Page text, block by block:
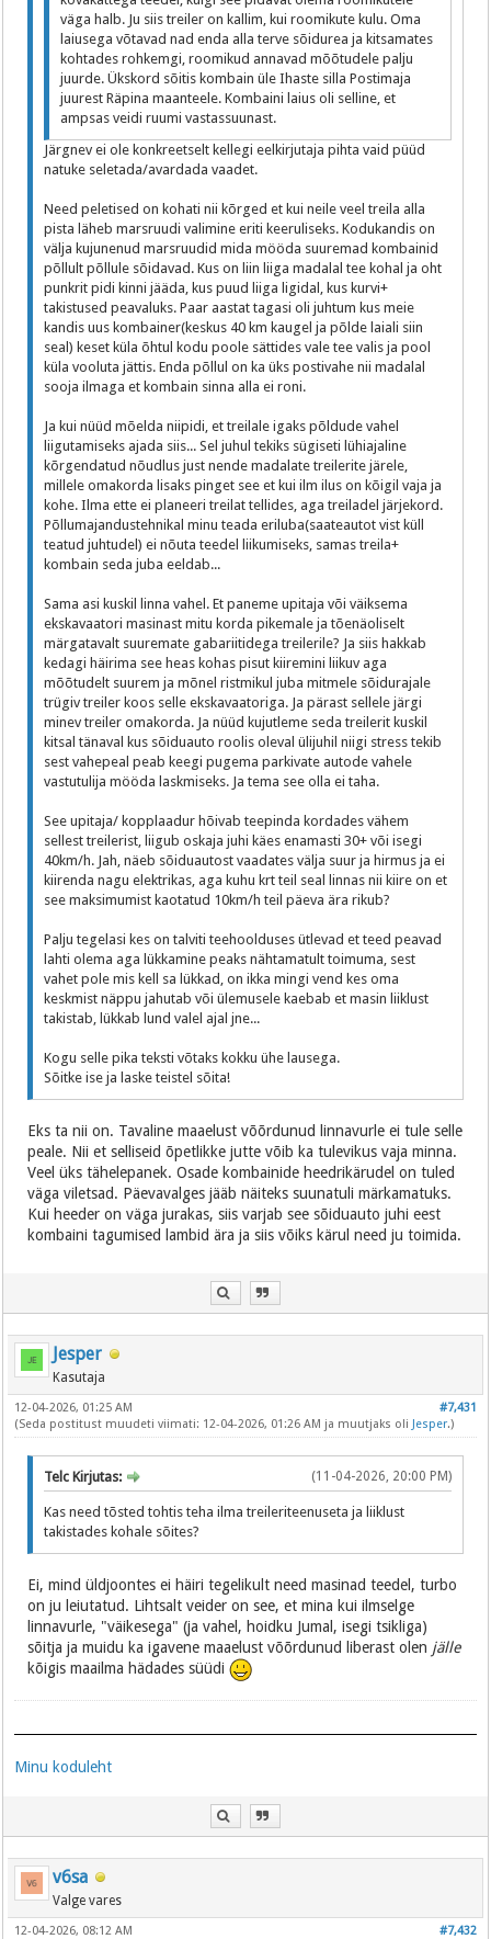
väga halb. Ju siis treiler on kallim, kui roomikute kulu. Oma
laiusega võtavad nad enda alla terve sõidurea ja kitsamates
kohtades rohkemgi, roomikud annavad mõõtudele palju
juurde. Ükskord sõitis kombain üle Ihaste silla Postimaja
juurest Räpina maanteele. Kombaini laius oli selline, et
ampsas veidi ruumi vastassuunast.
Järgnev ei ole konkreetselt kellegi eelkirjutaja pihta vaid püüd
natuke seletada/avardada vaadet.
Need peletised on kohati nii kõrged et kui neile veel treila alla
pista läheb marsruudi valimine eriti keeruliseks. Kodukandis on
välja kujunenud marsruudid mida mööda suuremad kombainid
põllult põllule sõidavad. Kus on liin liiga madalal tee kohal ja oht
punkrit pidi kinni jääda, kus puud liiga ligidal, kus kurvi+
takistused peavaluks. Paar aastat tagasi oli juhtum kus meie
kandis uus kombainer(keskus 40 km kaugel ja põlde laiali siin
seal) keset küla õhtul kodu poole sättides vale tee valis ja pool
küla vooluta jättis. Enda põllul on ka üks postivahe nii madalal
sooja ilmaga et kombain sinna alla ei roni.
Ja kui nüüd mõelda niipidi, et treilale igaks põldude vahel
liigutamiseks ajada siis... Sel juhul tekiks sügiseti lühiajaline
kõrgendatud nõudlus just nende madalate treilerite järele,
millele omakorda lisaks pinget see et kui ilm ilus on kõigil vaja ja
kohe. Ilma ette ei planeeri treilat tellides, aga treiladel järjekord.
Põllumajandustehnikal minu teada eriluba(saateautot vist küll
teatud juhtudel) ei nõuta teedel liikumiseks, samas treila+
kombain seda juba eeldab...
Sama asi kuskil linna vahel. Et paneme upitaja või väiksema
ekskavaatori masinast mitu korda pikemale ja tõenäoliselt
märgatavalt suuremate gabariitidega treilerile? Ja siis hakkab
kedagi häirima see heas kohas pisut kiiremini liikuv aga
mõõtudelt suurem ja mõnel ristmikul juba mitmele sõidurajale
trügiv treiler koos selle ekskavaatoriga. Ja pärast sellele järgi
minev treiler omakorda. Ja nüüd kujutleme seda treilerit kuskil
kitsal tänaval kus sõiduauto roolis oleval ülijuhil niigi stress tekib
sest vahepeal peab keegi pugema parkivate autode vahele
vastutulija mööda laskmiseks. Ja tema see olla ei taha.
See upitaja/ kopplaadur hõivab teepinda kordades vähem
sellest treilerist, liigub oskaja juhi käes enamasti 30+ või isegi
40km/h. Jah, näeb sõiduautost vaadates välja suur ja hirmus ja ei
kiirenda nagu elektrikas, aga kuhu krt teil seal linnas nii kiire on et
see maksimumist kaotatud 10km/h teil päeva ära rikub?
Palju tegelasi kes on talviti teehoolduses ütlevad et teed peavad
lahti olema aga lükkamine peaks nähtamatult toimuma, sest
vahet pole mis kell sa lükkad, on ikka mingi vend kes oma
keskmist näppu jahutab või ülemusele kaebab et masin liiklust
takistab, lükkab lund valel ajal jne...
Kogu selle pika teksti võtaks kokku ühe lausega.
Sõitke ise ja laske teistel sõita!
Eks ta nii on. Tavaline maaelust võõrdunud linnavurle ei tule selle
peale. Nii et selliseid õpetlikke jutte võib ka tulevikus vaja minna.
Veel üks tähelepanek. Osade kombainide heedrikärudel on tuled
väga viletsad. Päevavalges jääb näiteks suunatuli märkamatuks.
Kui heeder on väga jurakas, siis varjab see sõiduauto juhi eest
kombaini tagumised lambid ära ja siis võiks kärul need ju toimida.
Jesper
Kasutaja
#7,431
12-04-2026, 01:25 AM
(Seda postitust muudeti viimati: 12-04-2026, 01:26 AM ja muutjaks oli Jesper.)
(11-04-2026, 20:00 PM)
Telc Kirjutas:
Kas need tõsted tohtis teha ilma treileriteenuseta ja liiklust
takistades kohale sõites?
Ei, mind üldjoontes ei häiri tegelikult need masinad teedel, turbo
on ju leiutatud. Lihtsalt veider on see, et mina kui ilmselge
linnavurle, "väikesega" (ja vahel, hoidku Jumal, isegi tsikliga)
sõitja ja muidu ka igavene maaelust võõrdunud liberast olen jälle
kõigis maailma hädades süüdi
Minu koduleht
v6sa
Valge vares
#7,432
12-04-2026, 08:12 AM